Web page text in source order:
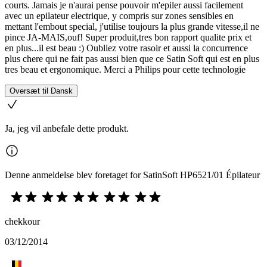
courts. Jamais je n'aurai pense pouvoir m'epiler aussi facilement
avec un epilateur electrique, y compris sur zones sensibles en
mettant l'embout special, j'utilise toujours la plus grande vitesse,il ne
pince JA-MAIS,ouf! Super produit,tres bon rapport qualite prix et
en plus...il est beau :) Oubliez votre rasoir et aussi la concurrence
plus chere qui ne fait pas aussi bien que ce Satin Soft qui est en plus
tres beau et ergonomique. Merci a Philips pour cette technologie
Oversæt til Dansk
Ja, jeg vil anbefale dette produkt.
Denne anmeldelse blev foretaget for SatinSoft HP6521/01 Épilateur
chekkour
03/12/2014